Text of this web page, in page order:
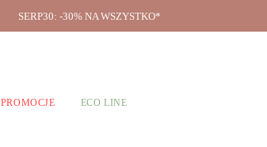
SERP30: -30% NA WSZYSTKO*
PROMOCJE ECO LINE